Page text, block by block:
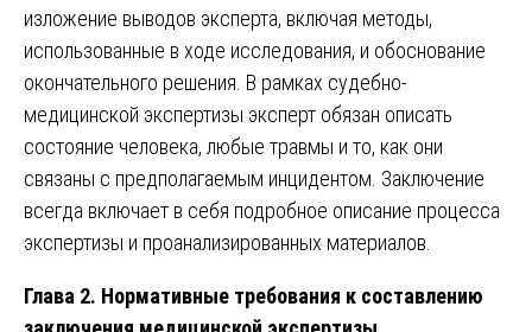
изложение выводов эксперта, включая методы,
использованные в ходе исследования, и обоснование
окончательного решения. В рамках судебно-
медицинской экспертизы эксперт обязан описать
состояние человека, любые травмы и то, как они
связаны с предполагаемым инцидентом. Заключение
всегда включает в себя подробное описание процесса
экспертизы и проанализированных материалов.
Глава 2. Нормативные требования к составлению